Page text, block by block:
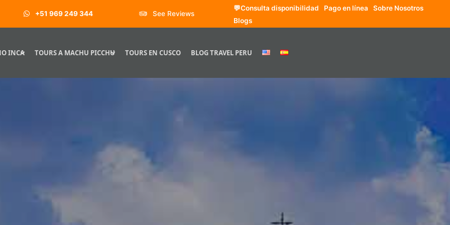
+51 969 249 344 See Reviews
💬Consulta disponibilidad Pago en línea
Sobre Nosotros
Blogs
INCA TOURS A MACHU PICCHU TOURS EN CUSCO BLOG TRAVEL PERU